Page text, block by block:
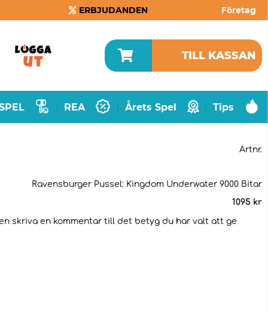
ERBJUDANDEN Företag
TILL KASSAN
REA Årets Spel Tips
Artnr.
Ravensburger Pussel: Kingdom Underwater 9000 Bitar
1095 kr
skriva en kommentar till det betyg du har valt att ge